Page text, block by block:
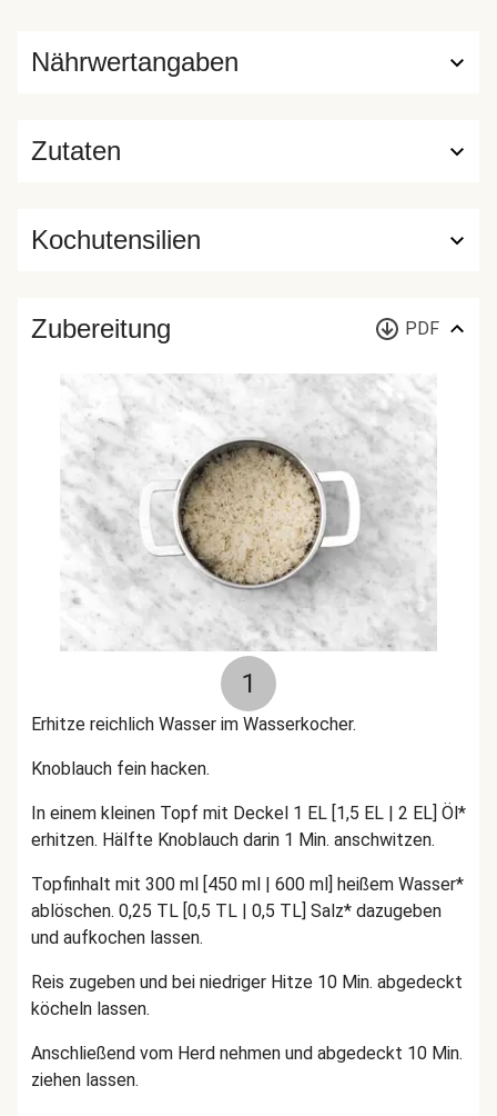
Zutaten
Nährwertangaben
Kochutensilien
Zubereitung PDF
1
Erhitze reichlich Wasser im Wasserkocher.
Knoblauch fein hacken.
In einem kleinen Topf mit Deckel 1 EL [1,5 EL | 2 EL] Öl*
erhitzen. Hälfte Knoblauch darin 1 Min. anschwitzen.
Topfinhalt mit 300 ml [450 ml | 600 ml] heißem Wasser*
ablöschen. 0,25 TL [0,5 TL | 0,5 TL] Salz* dazugeben
und aufkochen lassen.
Reis zugeben und bei niedriger Hitze 10 Min. abgedeckt
köcheln lassen.
Anschließend vom Herd nehmen und abgedeckt 10 Min.
ziehen lassen.